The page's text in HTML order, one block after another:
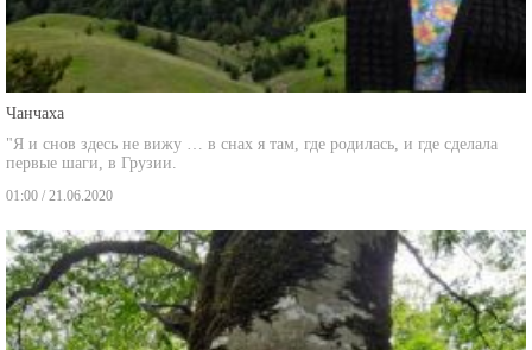
Чанчаха
"Я и снов здесь не вижу … в снах я там, где родилась, и где сделала
первые шаги, в Грузии.
01:00 / 21.06.2020